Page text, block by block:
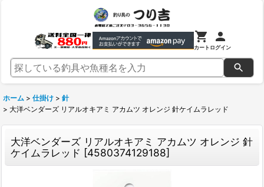
カートログイン
ホーム > 仕掛け > 針
> 大洋ベンダーズ リアルオキアミ アカムツ オレンジ 針ケイムラレッド
大洋ベンダーズ リアルオキアミ アカムツ オレンジ 針
ケイムラレッド [4580374129188]